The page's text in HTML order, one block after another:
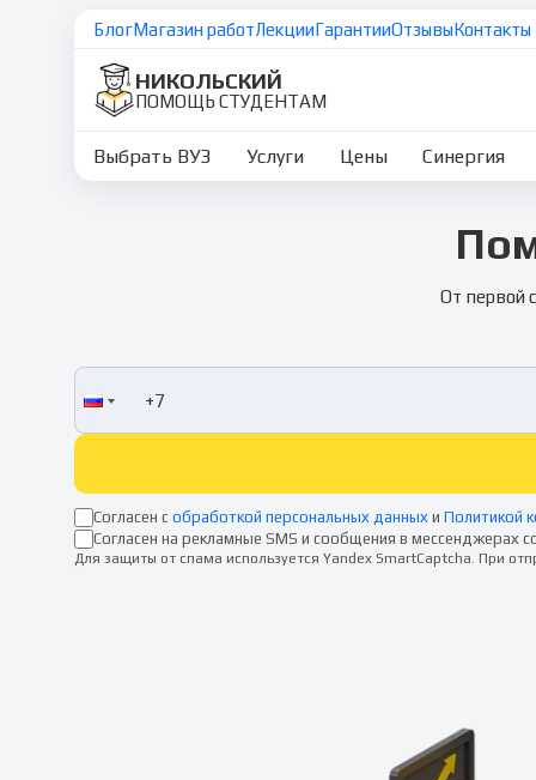
БлогМагазин работЛекцииГарантииОтзывыКонтакты
НИКОЛЬСКИЙ
ПОМОЩЬ СТУДЕНТАМ
Выбрать ВУЗ Услуги Цены Синергия
От первой
Согласен с обработкой персональных данных и Политикой
Согласен на рекламные SMS и сообщения в мессенджерах
Для защиты от спама используется Yandex SmartCaptcha. При